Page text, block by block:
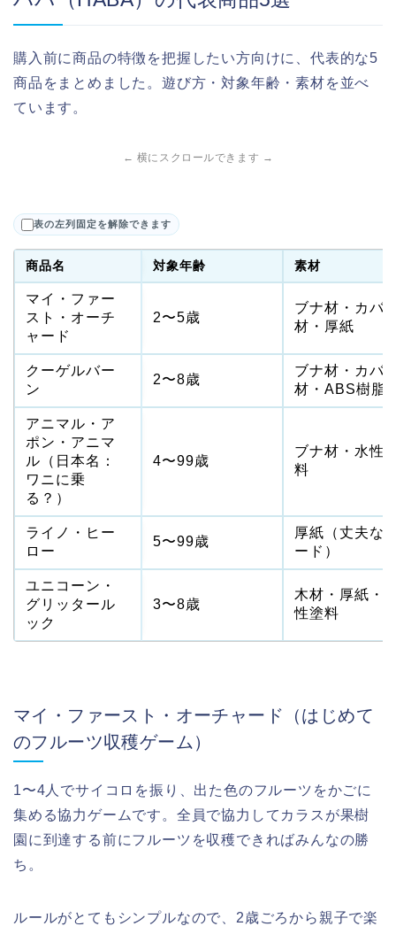
購入前に商品の特徴を把握したい方向けに、代表的な5
商品をまとめました。遊び方・対象年齢・素材を並べ
ています。
← 横にスクロールできます →
表の左列固定を解除できます
商品名 対象年齢 素材
マイ・ファー
スト・オーチ
ャード
2〜5歳
ブナ材・カバ
材・厚紙
クーゲルバー
ン
2〜8歳
ブナ材・カバ
材・ABS樹脂
アニマル・ア
ポン・アニマ
ル（日本名：
ワニに乗
る？）
4〜99歳
ブナ材・水性
料
ライノ・ヒー
ロー
5〜99歳
厚紙（丈夫な
ード）
ユニコーン・
グリッタール
ック
3〜8歳
木材・厚紙・
性塗料
マイ・ファースト・オーチャード（はじめて
のフルーツ収穫ゲーム）
1〜4人でサイコロを振り、出た色のフルーツをかごに
集める協力ゲームです。全員で協力してカラスが果樹
園に到達する前にフルーツを収穫できればみんなの勝
ち。
ルールがとてもシンプルなので、2歳ごろから親子で楽